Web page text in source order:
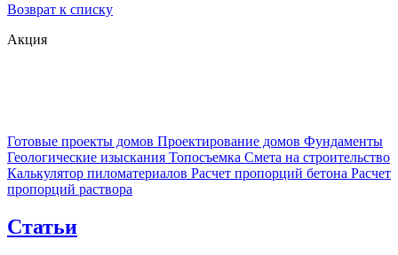
Возврат к списку
Акция
Готовые проекты домов Проектирование домов Фундаменты
Геологические изыскания Топосъемка Смета на строительство
Калькулятор пиломатериалов Расчет пропорций бетона Расчет
пропорций раствора
Статьи